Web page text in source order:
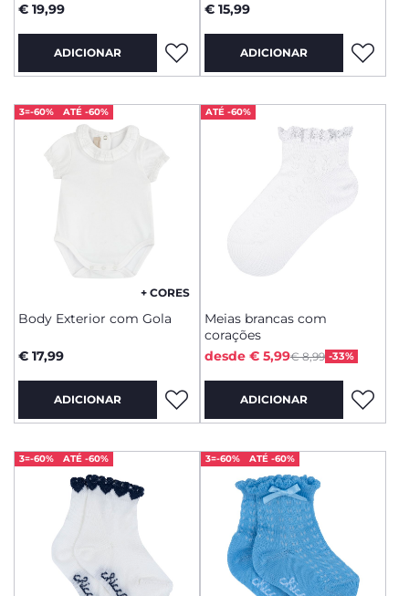
€ 19,99
ADICIONAR
€ 15,99
ADICIONAR
3=-60% ATÉ -60%
+ CORES
Body Exterior com Gola
€ 17,99
ADICIONAR
ATÉ -60%
Meias brancas com
corações
Price reduced from
€ 8,99 -33%
to
desde € 5,99
ADICIONAR
3=-60% ATÉ -60% 3=-60% ATÉ -60%